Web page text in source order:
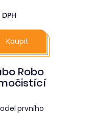
DPH
Koupit
Robo
prvního